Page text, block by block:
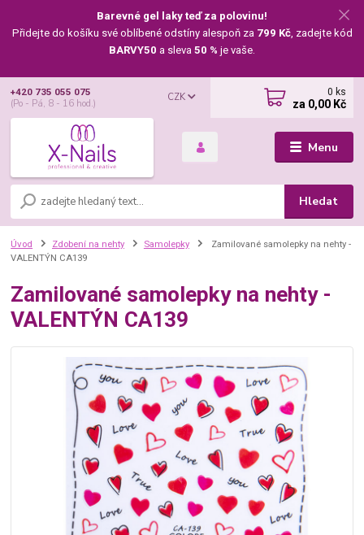
Barevné gel laky teď za polovinu!
Přidejte do košíku své oblíbené odstíny alespoň za 799 Kč, zadejte kód
BARVY50 a sleva 50 % je vaše.
Menu
CZK
Hledat
+420 735 055 075
(Po - Pá, 8 - 16 hod.)
0 ks
za 0,00 Kč
Úvod Zdobení na nehty Samolepky
Zamilované samolepky na nehty -
VALENTÝN CA139
Zamilované samolepky na nehty -
VALENTÝN CA139